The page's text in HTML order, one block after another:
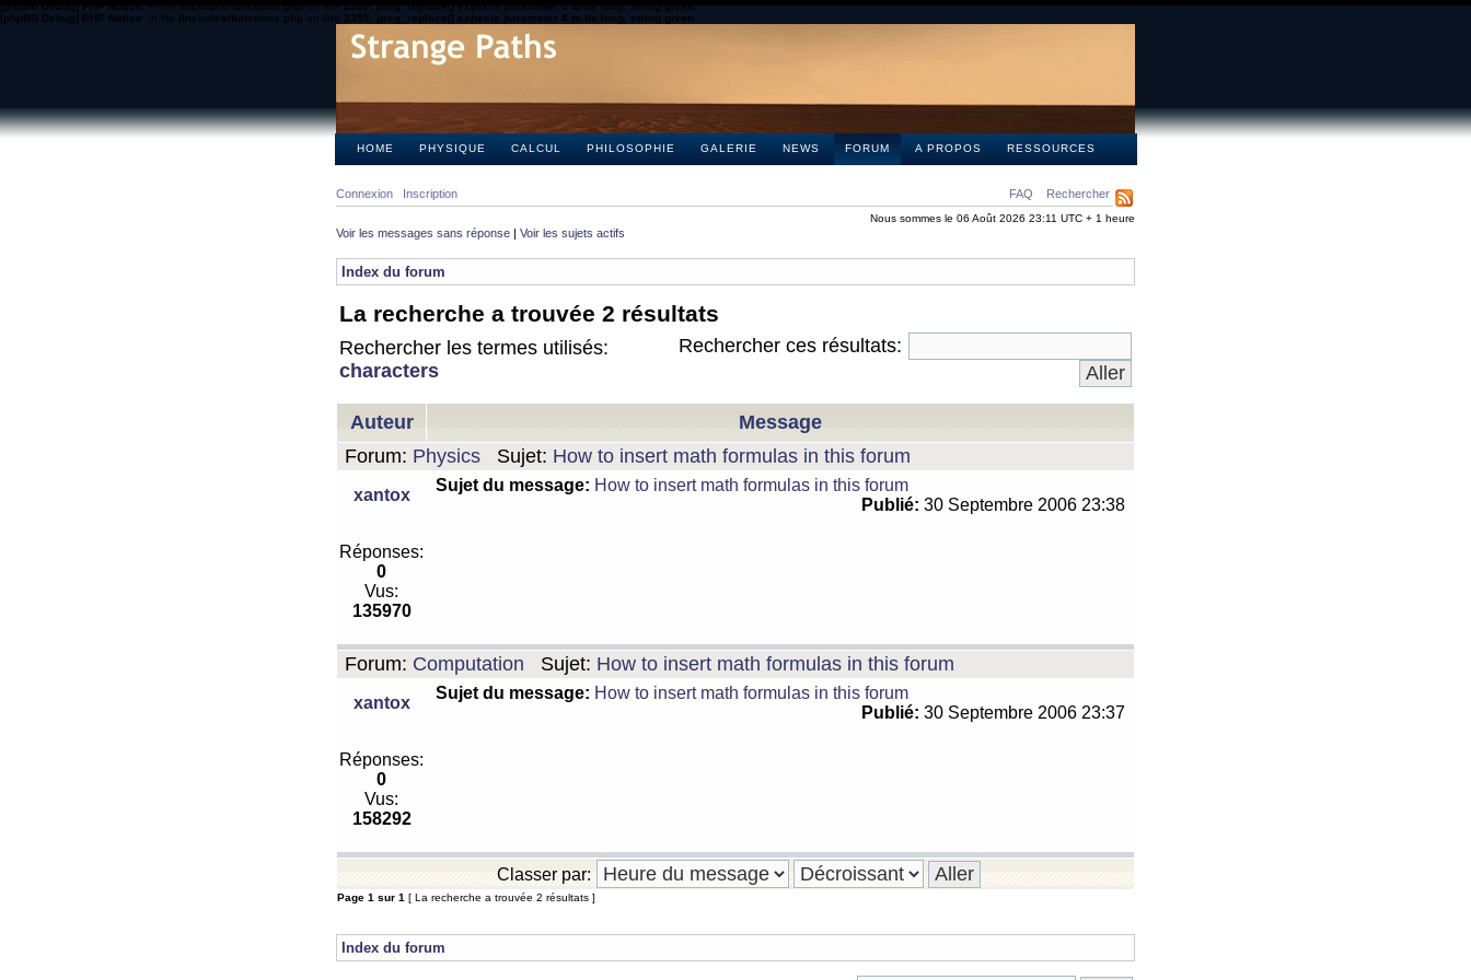
[phpBB Debug] PHP Notice: in file/includes/functions.phpon line2355:preg_replace() expects parameter 4 to be long, string given
[phpBB Debug] PHP Notice: in file /includes/functions.php on line 2355: preg_replace() expects parameter 4 to be long, string given
HOME PHYSIQUE CALCUL PHILOSOPHIE GALERIE NEWS FORUM A PROPOS RESSOURCES
FAQ Rechercher
Connexion Inscription
Nous sommes le 06 Août 2026 23:11 UTC + 1 heure
Voir les messages sans réponse | Voir les sujets actifs
Index du forum
La recherche a trouvée 2 résultats
Rechercher les termes utilisés:
characters
Rechercher ces résultats:
Auteur
Message
Forum: Physics Sujet: How to insert math formulas in this forum
xantox
Sujet du message: How to insert math formulas in this forum
Publié: 30 Septembre 2006 23:38
Réponses:
0
Vus:
135970
Forum: Computation Sujet: How to insert math formulas in this forum
xantox
Sujet du message: How to insert math formulas in this forum
Publié: 30 Septembre 2006 23:37
Réponses:
0
Vus:
158292
Classer par:
Page 1 sur 1 [ La recherche a trouvée 2 résultats ]
Index du forum